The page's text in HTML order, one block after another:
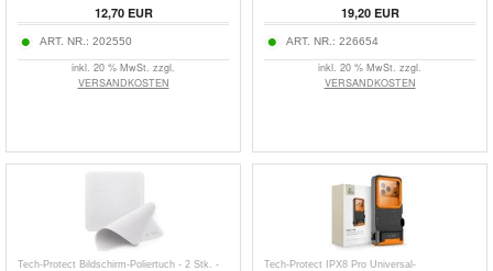
12,70EUR
ART. NR.: 202550
inkl. 20 % MwSt. zzgl.
VERSANDKOSTEN
19,20EUR
ART. NR.: 226654
inkl. 20 % MwSt. zzgl.
VERSANDKOSTEN
Tech-Protect Bildschirm-Poliertuch - 2 Stk. -
Tech-Protect IPX8 Pro Universal-